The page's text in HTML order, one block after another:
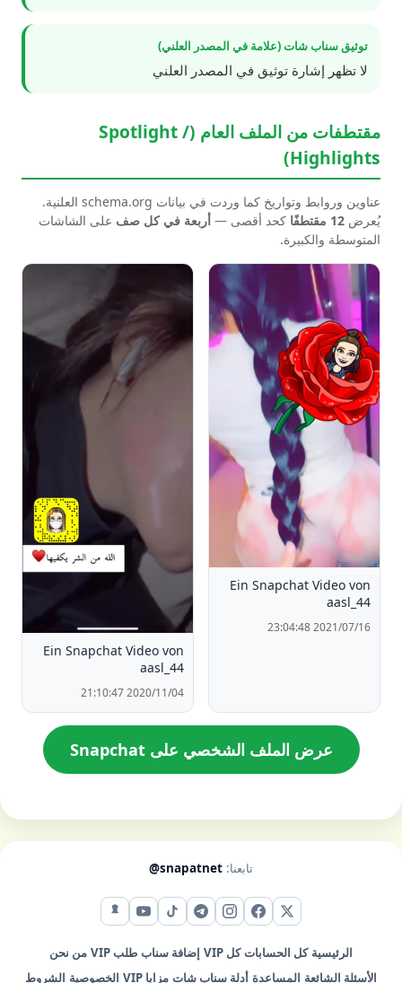
توثيق سناب شات (علامة في المصدر العلني)
لا تظهر إشارة توثيق في المصدر العلني
مقتطفات من الملف العام (Spotlight /
Highlights)
عناوين وروابط وتواريخ كما وردت في بيانات schema.org العلنية.
يُعرض 12 مقتطفًا كحد أقصى — أربعة في كل صف على الشاشات
المتوسطة والكبيرة.
Ein Snapchat Video von
aasl_44
2021/07/16 23:04:48
Ein Snapchat Video von
aasl_44
2020/11/04 21:10:47
عرض الملف الشخصي على Snapchat
تابعنا: @snapatnet
X (تويتر) فيس بوكإنستقرامتيليجرامتيك توكيوتيوبسناب شات
الرئيسية كل الحسابات كل VIP إضافة سناب طلب VIP
من نحن
الأسئلة الشائعة المساعدة أدلة سناب شات مزايا VIP الخصوصية الشروط